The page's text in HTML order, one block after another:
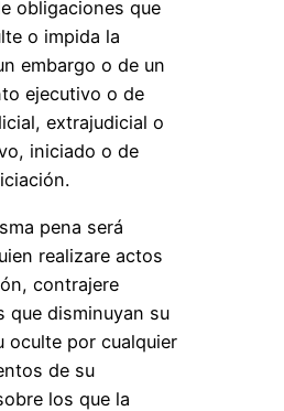
obligaciones que
o impida la
embargo o de un
ejecutivo o de
extrajudicial o
iniciado o de
pena será
realizare actos
contrajere
que disminuyan su
oculte por cualquier
de su
los que la